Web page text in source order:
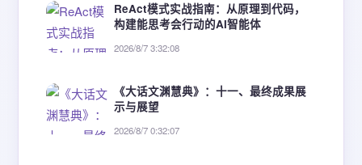
ReAct模式实战指南：从原理到代码，
构建能思考会行动的AI智能体
2026/8/7 3:32:08
《大话文渊慧典》：十一、最终成果展
示与展望
2026/8/7 0:32:07